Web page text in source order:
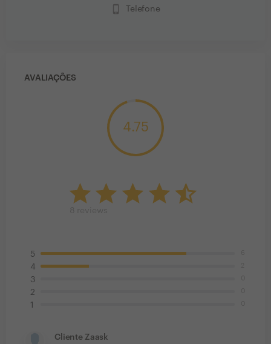
phone_iphone Telefone
AVALIAÇÕES
4.75
5
4
3
2
1
Cliente Zaask